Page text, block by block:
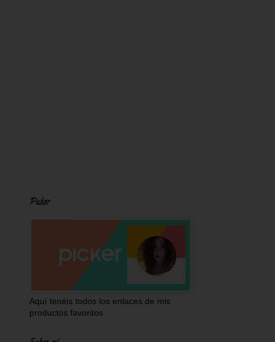
Picker
Aquí tenéis todos los enlaces de mis
productos favoritos